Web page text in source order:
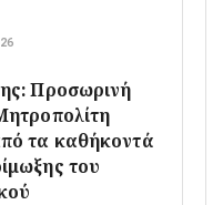
Προσωρινή
τα καθήκοντά
του